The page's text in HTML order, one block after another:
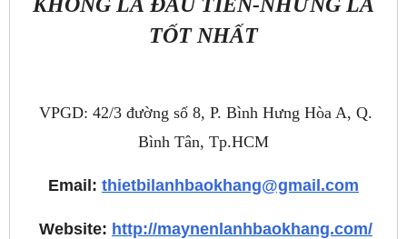
TỐT NHẤT
VPGD: 42/3 đường số 8, P. Bình Hưng Hòa A, Q.
Bình Tân, Tp.HCM
Email: thietbilanhbaokhang@gmail.com
Website: http://maynenlanhbaokhang.com/